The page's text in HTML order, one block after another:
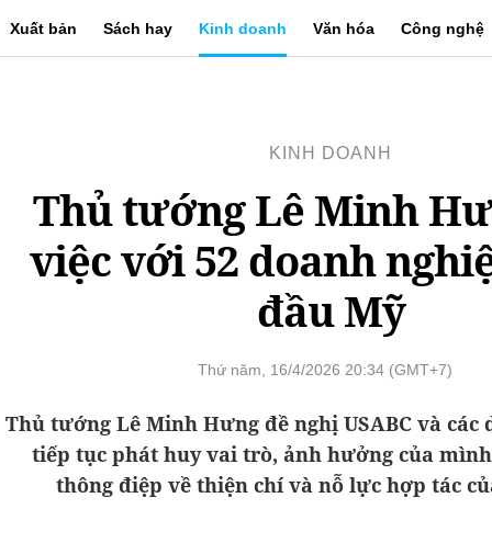
Xuất bản Sách hay Kinh doanh Văn hóa Công nghệ
KINH DOANH
Thủ tướng Lê Minh
việc với 52 doanh
đầu Mỹ
Thứ năm, 16/4/2026 20:34 (GMT+7)
Thủ tướng Lê Minh Hưng đề nghị USABC và các
tiếp tục phát huy vai trò, ảnh hưởng của
thông điệp về thiện chí và nỗ lực hợp tác